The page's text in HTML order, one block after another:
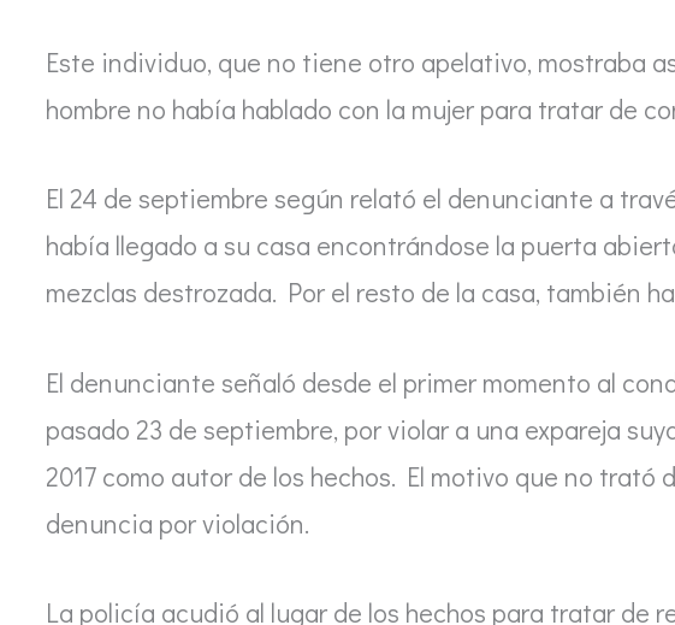
Este individuo, que no tiene otro apelativo, mostraba
hombre no había hablado con la mujer para tratar de
El 24 de septiembre según relató el denunciante a
había llegado a su casa encontrándose la puerta
mezclas destrozada. Por el resto de la casa, también
El denunciante señaló desde el primer momento al
pasado 23 de septiembre, por violar a una expareja
2017 como autor de los hechos. El motivo que no trató
denuncia por violación.
La policía acudió al lugar de los hechos para tratar de